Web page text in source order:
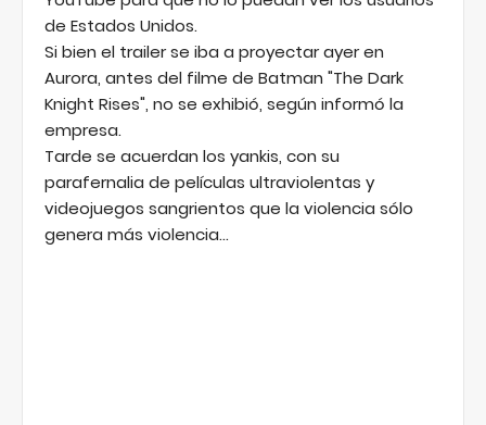
de Estados Unidos.
Si bien el trailer se iba a proyectar ayer en
Aurora, antes del filme de Batman "The Dark
Knight Rises", no se exhibió, según informó la
empresa.
Tarde se acuerdan los yankis, con su
parafernalia de películas ultraviolentas y
videojuegos sangrientos que la violencia sólo
genera más violencia...